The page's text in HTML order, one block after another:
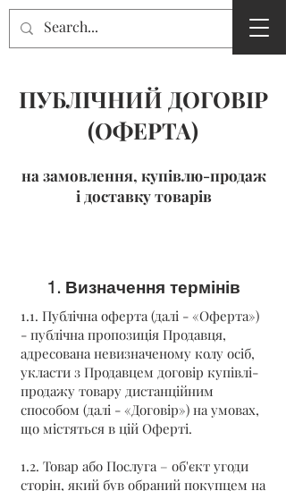
SPmarket
ПУБЛІЧНИЙ ДОГОВІР
(ОФЕРТА)
на замовлення, купівлю-продаж
і доставку товарів
1. Визначення термінів
1.1. Публічна оферта (далі - «Оферта»)
- публічна пропозиція Продавця,
адресована невизначеному колу осіб,
укласти з Продавцем договір купівлі-
продажу товару дистанційним
способом (далі - «Договір») на умовах,
що містяться в цій Оферті.
1.2. Товар або Послуга – об'єкт угоди
сторін, який був обраний покупцем на